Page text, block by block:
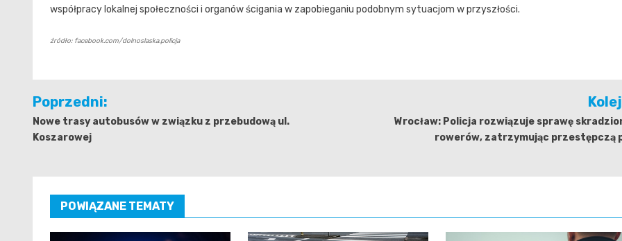
współpracy lokalnej społeczności i organów ścigania w zapobieganiu podobnym sytuacjom w przyszłości.
źródło: facebook.com/dolnoslaska.policja
Nawigacja
wpisu
Poprzedni:
Nowe trasy autobusów w związku z przebudową ul.
Koszarowej
Wrocław: Policja rozwiązuje sprawę
rowerów, zatrzymując przestępczą
POWIĄZANE TEMATY